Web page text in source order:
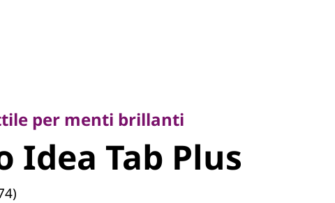
Idea Tab
per menti brillanti
Idea Tab Plus